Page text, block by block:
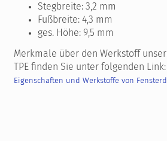
Stegbreite: 3,2 mm
Fußbreite: 4,3 mm
ges. Höhe: 9,5 mm
Merkmale über den Werkstoff
TPE finden Sie unter folgenden Link:
Eigenschaften und Werkstoffe von